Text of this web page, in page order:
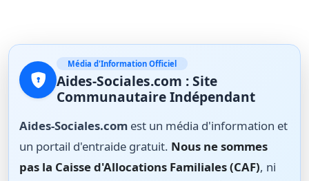
Média d'Information Officiel
Aides-Sociales.com : Site
Communautaire Indépendant
Aides-Sociales.com est un média d'information et
un portail d'entraide gratuit. Nous ne sommes
pas la Caisse d'Allocations Familiales (CAF), ni